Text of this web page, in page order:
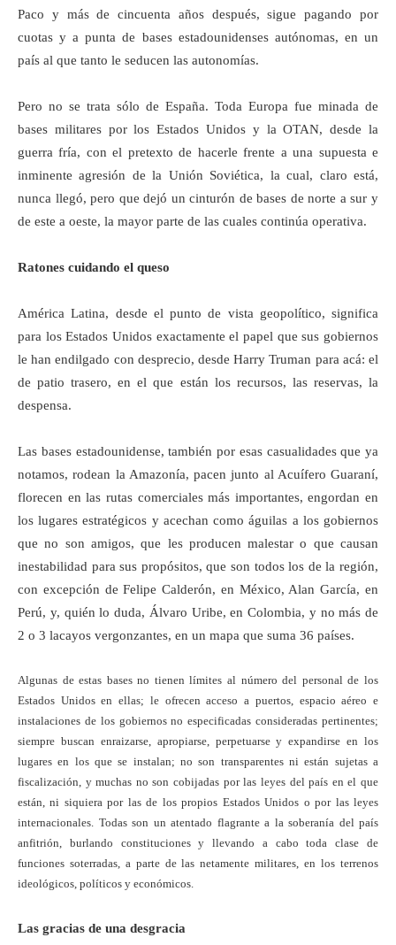
Paco y más de cincuenta años después, sigue pagando por
cuotas y a punta de bases estadounidenses autónomas, en un
país al que tanto le seducen las autonomías.
Pero no se trata sólo de España. Toda Europa fue minada de
bases militares por los Estados Unidos y la OTAN, desde la
guerra fría, con el pretexto de hacerle frente a una supuesta e
inminente agresión de la Unión Soviética, la cual, claro está,
nunca llegó, pero que dejó un cinturón de bases de norte a sur y
de este a oeste, la mayor parte de las cuales continúa operativa.
Ratones cuidando el queso
América Latina, desde el punto de vista geopolítico, significa
para los Estados Unidos exactamente el papel que sus gobiernos
le han endilgado con desprecio, desde Harry Truman para acá: el
de patio trasero, en el que están los recursos, las reservas, la
despensa.
Las bases estadounidense, también por esas casualidades que ya
notamos, rodean la Amazonía, pacen junto al Acuífero Guaraní,
florecen en las rutas comerciales más importantes, engordan en
los lugares estratégicos y acechan como águilas a los gobiernos
que no son amigos, que les producen malestar o que causan
inestabilidad para sus propósitos, que son todos los de la región,
con excepción de Felipe Calderón, en México, Alan García, en
Perú, y, quién lo duda, Álvaro Uribe, en Colombia, y no más de
2 o 3 lacayos vergonzantes, en un mapa que suma 36 países.
Algunas de estas bases no tienen límites al número del personal de los
Estados Unidos en ellas; le ofrecen acceso a puertos, espacio aéreo e
instalaciones de los gobiernos no especificadas consideradas pertinentes;
siempre buscan enraizarse, apropiarse, perpetuarse y expandirse en los
lugares en los que se instalan; no son transparentes ni están sujetas a
fiscalización, y muchas no son cobijadas por las leyes del país en el que
están, ni siquiera por las de los propios Estados Unidos o por las leyes
internacionales. Todas son un atentado flagrante a la soberanía del país
anfitrión, burlando constituciones y llevando a cabo toda clase de
funciones soterradas, a parte de las netamente militares, en los terrenos
ideológicos, políticos y económicos.
Las gracias de una desgracia